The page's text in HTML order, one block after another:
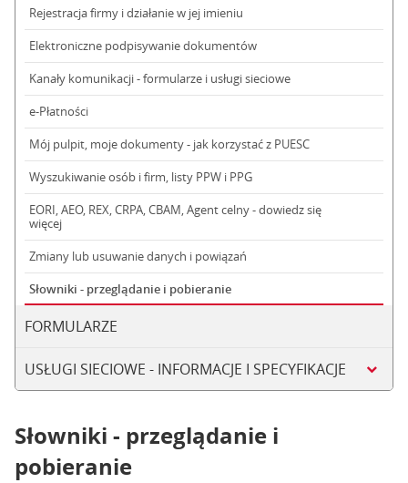
Rejestracja firmy i działanie w jej imieniu
Elektroniczne podpisywanie dokumentów
Kanały komunikacji - formularze i usługi sieciowe
e-Płatności
Mój pulpit, moje dokumenty - jak korzystać z PUESC
Wyszukiwanie osób i firm, listy PPW i PPG
EORI, AEO, REX, CRPA, CBAM, Agent celny - dowiedz się
więcej
Zmiany lub usuwanie danych i powiązań
Słowniki - przeglądanie i pobieranie
FORMULARZE
USŁUGI SIECIOWE - INFORMACJE I SPECYFIKACJE
Słowniki - przeglądanie i
pobieranie